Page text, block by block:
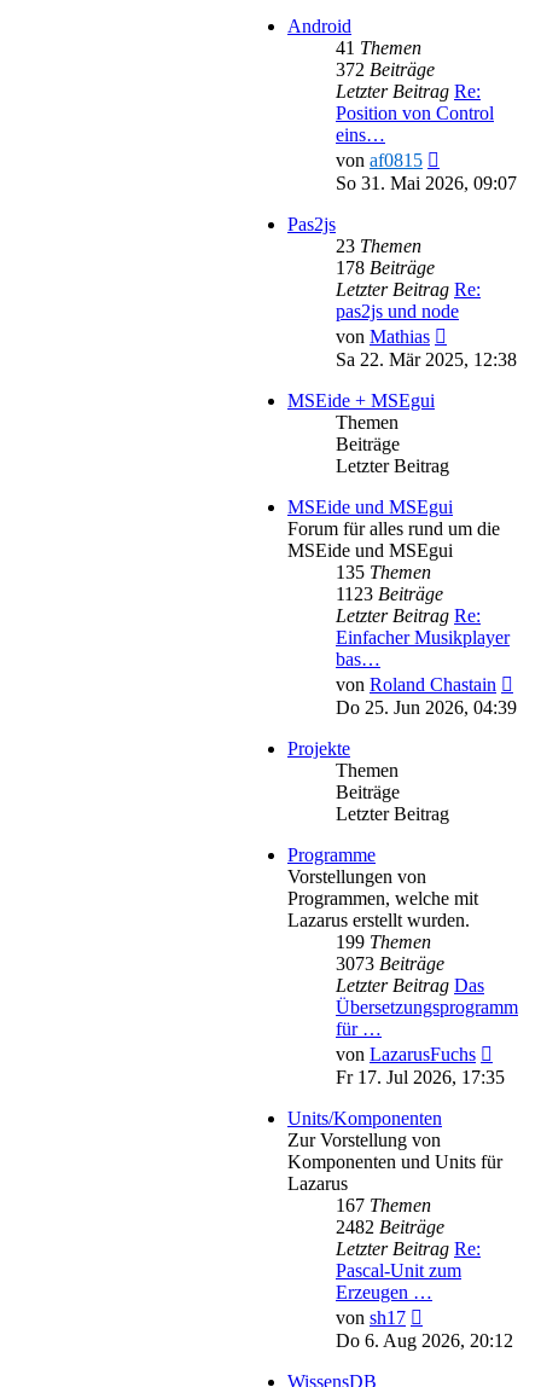
Android
41 Themen
372 Beiträge
Letzter Beitrag Re:
Position von Control
eins…
von af0815
Beitrag
So 31. Mai 2026, 09:07
Pas2js
23 Themen
178 Beiträge
Letzter Beitrag Re:
pas2js und node
von Mathias
Beitrag
Sa 22. Mär 2025, 12:38
MSEide + MSEgui
Themen
Beiträge
Letzter Beitrag
MSEide und MSEgui
Forum für alles rund um die
MSEide und MSEgui
135 Themen
1123 Beiträge
Letzter Beitrag Re:
Einfacher Musikplayer
bas…
von Roland Chastain
Do 25. Jun 2026, 04:39
Projekte
Themen
Beiträge
Letzter Beitrag
Programme
Vorstellungen von
Programmen, welche mit
Lazarus erstellt wurden.
199 Themen
3073 Beiträge
Letzter Beitrag Das
Übersetzungsprogramm
für …
von LazarusFuchs
Fr 17. Jul 2026, 17:35
Units/Komponenten
Zur Vorstellung von
Komponenten und Units für
Lazarus
167 Themen
2482 Beiträge
Letzter Beitrag Re:
Pascal-Unit zum
Erzeugen …
von sh17
Beitrag
Do 6. Aug 2026, 20:12
WissensDB